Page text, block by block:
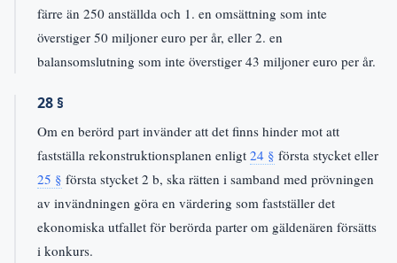
färre än 250 anställda och 1. en omsättning som inte
överstiger 50 miljoner euro per år, eller 2. en
balansomslutning som inte överstiger 43 miljoner euro per år.
28 §
Om en berörd part invänder att det finns hinder mot att
fastställa rekonstruktionsplanen enligt 24 § första stycket eller
25 § första stycket 2 b, ska rätten i samband med prövningen
av invändningen göra en värdering som fastställer det
ekonomiska utfallet för berörda parter om gäldenären försätts
i konkurs.